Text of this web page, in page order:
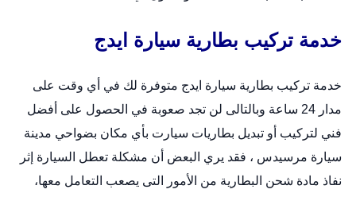
خدمة تركيب بطارية سيارة ايدج
خدمة تركيب بطارية سيارة ايدج متوفرة لك في أي وقت على
مدار 24 ساعة وبالتالى لن تجد صعوبة في الحصول على أفضل
فني لتركيب أو تبديل بطاريات سيارت بأي مكان بضواحي مدينة
سيارة مرسيدس ، فقد يري البعض أن مشكلة تعطل السيارة إثر
نفاذ مادة شحن البطارية من الأمور التى يصعب التعامل معها،